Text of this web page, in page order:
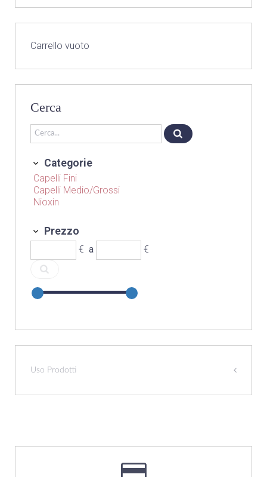
Carrello vuoto
Cerca
Categorie
Capelli Fini
Capelli Medio/Grossi
Nioxin
Prezzo
€ a €
Uso Prodotti